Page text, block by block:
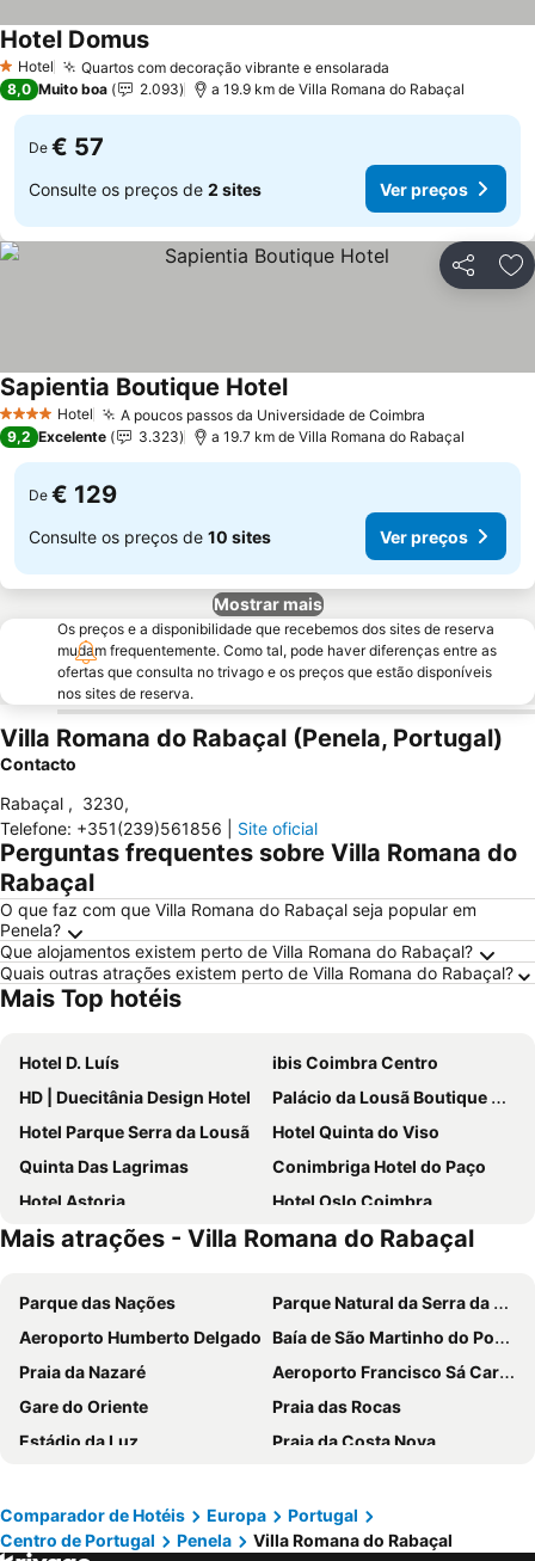
1 Estrelas
Hotel Quartos com decoração vibrante e ensolarada
Hotel DomusVer preços
8,0 Muito boa 2.093 a 19.9 km de Villa Romana do Rabaçal
De € 57
Consulte os preços de 2 sites Ver preços
Partilhar
4 EstrelasHotel A poucos passos da Universidade de Coimbra
Sapientia Boutique HotelVer preços
9,2 Excelente 3.323 a 19.7 km de Villa Romana do Rabaçal
De € 129
Consulte os preços de 10 sites Ver preços
Mostrar mais
Os preços e a disponibilidade que recebemos dos sites de reserva
mudam frequentemente. Como tal, pode haver diferenças entre as
ofertas que consulta no trivago e os preços que estão disponíveis
nos sites de reserva.
Villa Romana do Rabaçal (Penela, Portugal)
Contacto
Rabaçal , 3230,
Telefone: +351(239)561856 Site oficial
Perguntas frequentes sobre Villa Romana do
Rabaçal
O que faz com que Villa Romana do Rabaçal seja popular em
Penela?
Que alojamentos existem perto de Villa Romana do Rabaçal?
Quais outras atrações existem perto de Villa Romana do Rabaçal?
Mais Top hotéis
Hotel D. Luís
ibis Coimbra Centro
HD | Duecitânia Design Hotel
Palácio da Lousã Boutique Hotel
Hotel Parque Serra da Lousã
Hotel Quinta do Viso
Quinta Das Lagrimas
Conimbriga Hotel do Paço
Hotel Astoria
Hotel Oslo Coimbra
Hotel Ibn-Arrik
Residencial Martinho
Hotel Bem Estar
Hotel Pombalense
Internacional
Ansiturismo Alojamento
Hotel Botanico de Coimbra
Riversuites
Cardal Hotel
Lousã Varandas House
Belem Hotel
Sapientia Boutique Hotel
Hotel Domus
Hotel Larbelo
CBR Boutique Hotel - Coimbra
Hotel Jardim
Mais atrações - Villa Romana do Rabaçal
Parque das Nações
Parque Natural da Serra da Estrela
Aeroporto Humberto Delgado Baía de São Martinho do Porto
Praia da Nazaré
Aeroporto Francisco Sá Carneiro
Gare do Oriente
Praia das Rocas
Estádio da Luz
Praia da Costa Nova
Pedras Salgadas
Pena Aventura Park
Da Barra
Praia de Buarcos
Comparador de Hotéis Europa
Portugal
Centro de Portugal
Penela Villa Romana do Rabaçal